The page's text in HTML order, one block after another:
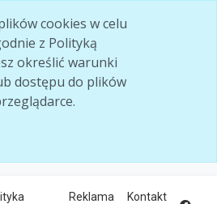
cookies w celu
z Polityką
określić warunki
dostępu do plików
Reklama Kontakt